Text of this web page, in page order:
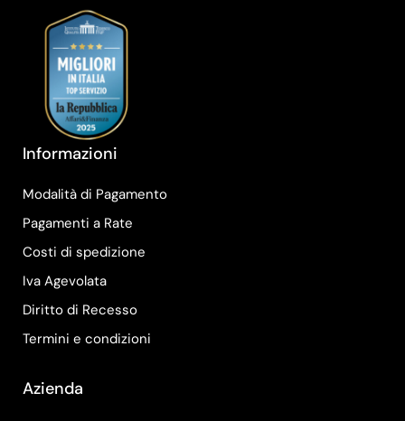
Informazioni
Modalità di Pagamento
Pagamenti a Rate
Costi di spedizione
Iva Agevolata
Diritto di Recesso
Termini e condizioni
Azienda